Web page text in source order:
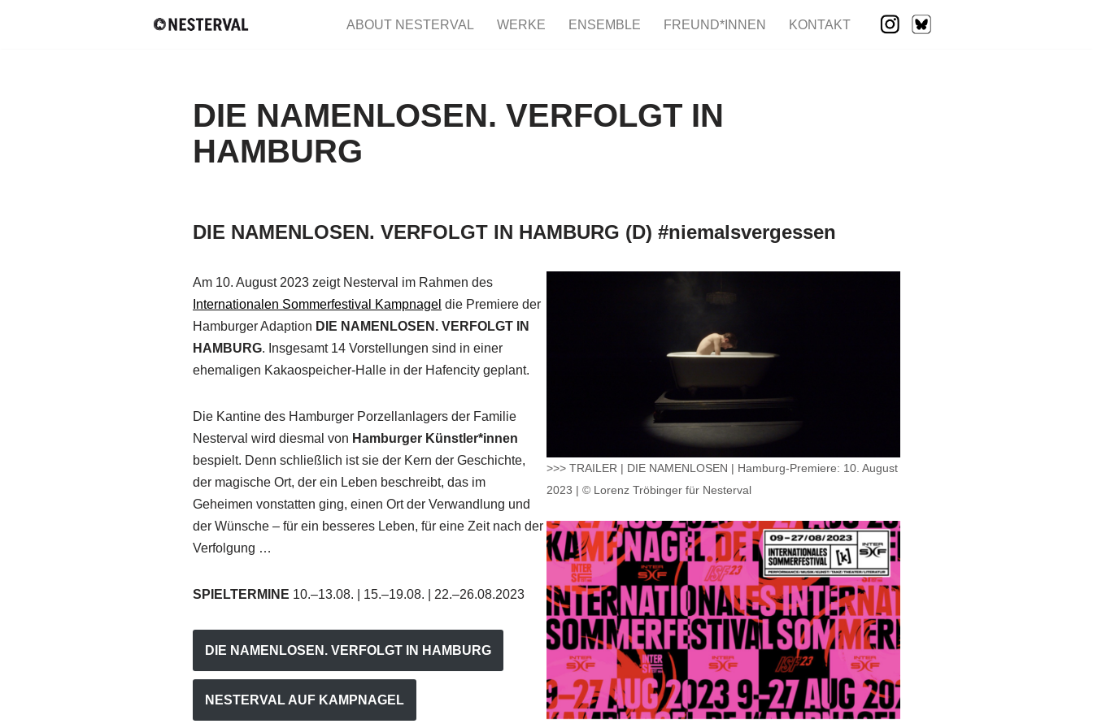
ABOUT NESTERVAL WERKE ENSEMBLE FREUND*INNEN KONTAKT
DIE NAMENLOSEN. VERFOLGT IN
HAMBURG
DIE NAMENLOSEN. VERFOLGT IN HAMBURG (D) #niemalsvergessen
Am 10. August 2023 zeigt Nesterval im Rahmen des
Internationalen Sommerfestival Kampnagel die Premiere der
Hamburger Adaption DIE NAMENLOSEN. VERFOLGT IN
HAMBURG. Insgesamt 14 Vorstellungen sind in einer
ehemaligen Kakaospeicher-Halle in der Hafencity geplant.
Die Kantine des Hamburger Porzellanlagers der Familie
Nesterval wird diesmal von Hamburger Künstler*innen
bespielt. Denn schließlich ist sie der Kern der Geschichte,
der magische Ort, der ein Leben beschreibt, das im
Geheimen vonstatten ging, einen Ort der Verwandlung und
der Wünsche – für ein besseres Leben, für eine Zeit nach der
Verfolgung …
SPIELTERMINE 10.–13.08. | 15.–19.08. | 22.–26.08.2023
DIE NAMENLOSEN. VERFOLGT IN HAMBURG
NESTERVAL AUF KAMPNAGEL
>>> TRAILER | DIE NAMENLOSEN | Hamburg-Premiere: 10. August
2023 | © Lorenz Tröbinger für Nesterval